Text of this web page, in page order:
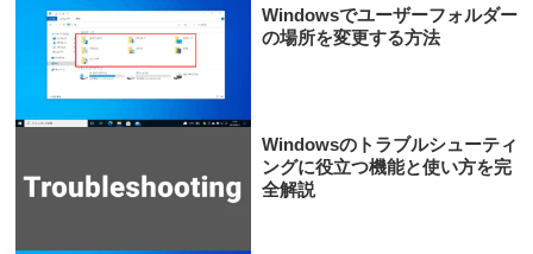
Windowsでユーザーフォルダー
の場所を変更する方法
Windowsのトラブルシューティ
ングに役立つ機能と使い方を完
全解説